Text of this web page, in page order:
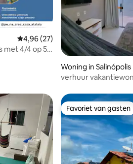
recensies
Gemiddelde beoordeling van
4,96 (27)
met 4/4 op 5
Woning in Salinópolis
verhuur
Favoriet van gasten
Favoriet van gasten